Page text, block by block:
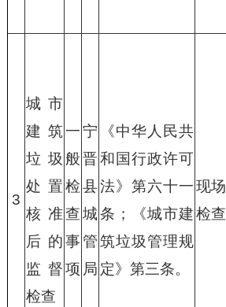
3
城市
建筑
垃圾
处置
核准
后的
监督
检查
一
般
检
查
事
项
宁
晋
县
城
管
局
《中华人民共
和国行政许可
法》第六十一
条；《城市建
筑垃圾管理规
定》第三条。
现场
检查